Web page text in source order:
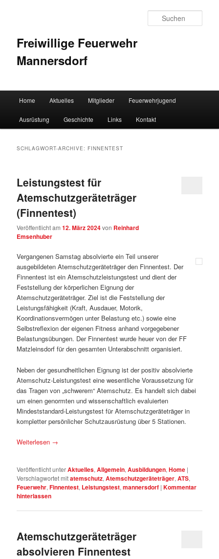
Freiwillige Feuerwehr
Mannersdorf
Zum Inhalt wechseln
Zum sekundären Inhalt wechseln
Home Aktuelles Mitglieder Feuerwehrjugend
Ausrüstung Geschichte Links Kontakt
SCHLAGWORT-ARCHIVE: FINNENTEST
Leistungstest für
Atemschutzgeräteträger
(Finnentest)
Veröffentlicht am12. März 2024von Reinhard
Emsenhuber
Vergangenen Samstag absolvierte ein Teil unserer
ausgebildeten Atemschutzgeräteträger den Finnentest. Der
Finnentest ist ein Atemschutzleistungstest und dient der
Feststellung der körperlichen Eignung der
Atemschutzgeräteträger. Ziel ist die Feststellung der
Leistungsfähigkeit (Kraft, Ausdauer, Motorik,
Koordinationsvermögen unter Belastung etc.) sowie eine
Selbstreflexion der eigenen Fitness anhand vorgegebener
Belastungsübungen. Der Finnentest wurde heuer von der FF
Matzleinsdorf für den gesamten Unterabschnitt organisiert.
Neben der gesundheitlichen Eignung ist der positiv absolvierte
Atemschutz-Leistungstest eine wesentliche Voraussetzung für
das Tragen von „schwerem“ Atemschutz. Es handelt sich dabei
um einen genormten und wissenschaftlich evaluierten
Mindeststandard-Leistungstest für Atemschutzgeräteträger in
kompletter persönlicher Schutzausrüstung über 5 Stationen.
Weiterlesen →
Veröffentlicht unterAktuelles,Allgemein,Ausbildungen,Home |
Verschlagwortet mitatemschutz,Atemschutzgeräteträger,ATS,
Feuerwehr,Finnentest, Leistungstest,mannersdorf |Kommentar
hinterlassen
Atemschutzgeräteträger
absolvieren Finnentest